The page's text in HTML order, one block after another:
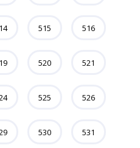
515 516
520 521
525 526
530 531